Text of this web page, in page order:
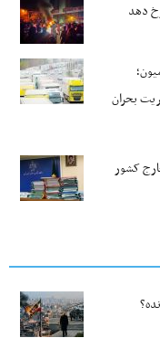
دهد
بحران
کشور